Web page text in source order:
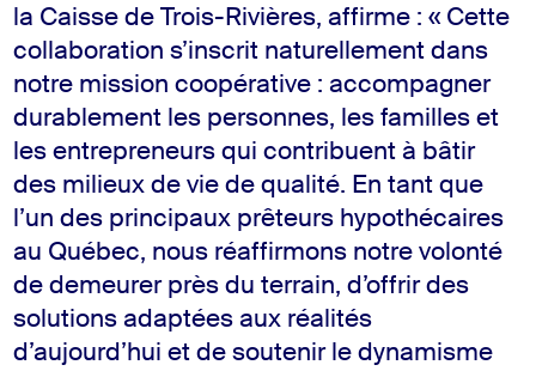
la Caisse de Trois-Rivières, affirme : « Cette
collaboration s’inscrit naturellement dans
notre mission coopérative : accompagner
durablement les personnes, les familles et
les entrepreneurs qui contribuent à bâtir
des milieux de vie de qualité. En tant que
l’un des principaux prêteurs hypothécaires
au Québec, nous réaffirmons notre volonté
de demeurer près du terrain, d’offrir des
solutions adaptées aux réalités
d’aujourd’hui et de soutenir le dynamisme